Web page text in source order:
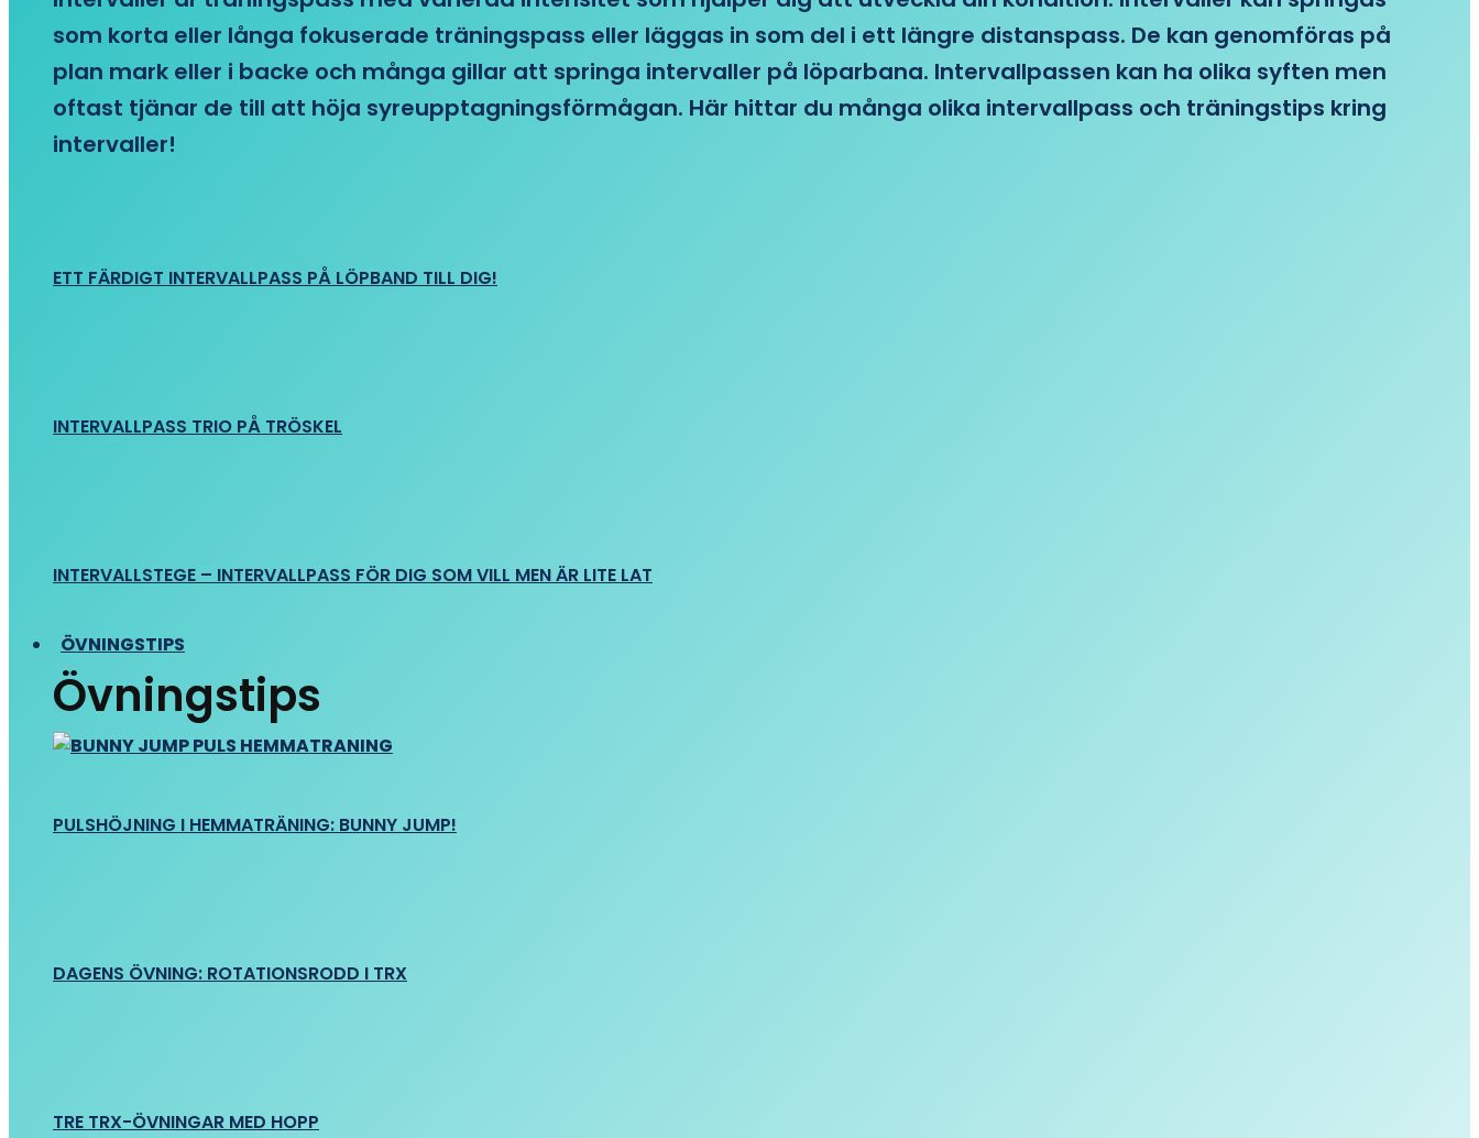
som korta eller långa fokuserade träningspass eller läggas in som del i ett längre distanspass. De kan genomföras på
plan mark eller i backe och många gillar att springa intervaller på löparbana. Intervallpassen kan ha olika syften men
oftast tjänar de till att höja syreupptagningsförmågan. Här hittar du många olika intervallpass och träningstips kring
intervaller!
ETT FÄRDIGT INTERVALLPASS PÅ LÖPBAND TILL DIG!
INTERVALLPASS TRIO PÅ TRÖSKEL
INTERVALLSTEGE – INTERVALLPASS FÖR DIG SOM VILL MEN ÄR LITE LAT
ÖVNINGSTIPS
Övningstips
PULSHÖJNING I HEMMATRÄNING: BUNNY JUMP!
DAGENS ÖVNING: ROTATIONSRODD I TRX
TRE TRX-ÖVNINGAR MED HOPP